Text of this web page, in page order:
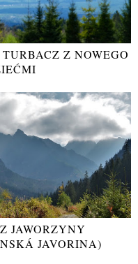
Z NOWEGO
JAWORZYNY
JAVORINA)